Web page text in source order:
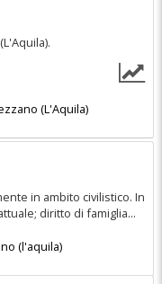
(L'Aquila)
in ambito civilistico. In
diritto di famiglia...
(l'aquila)